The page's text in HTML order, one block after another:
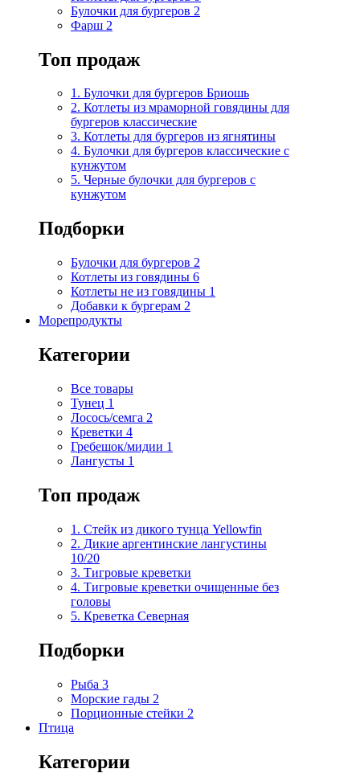
Булочки для бургеров 2
Фарш 2
Топ продаж
1. Булочки для бургеров Бриошь
2. Котлеты из мраморной говядины для
бургеров классические
3. Котлеты для бургеров из ягнятины
4. Булочки для бургеров классические с
кунжутом
5. Черные булочки для бургеров с
кунжутом
Подборки
Булочки для бургеров 2
Котлеты из говядины 6
Котлеты не из говядины 1
Добавки к бургерам 2
Морепродукты
Категории
Все товары
Тунец 1
Лосось/семга 2
Креветки 4
Гребешок/мидии 1
Лангусты 1
Топ продаж
1. Стейк из дикого тунца Yellowfin
2. Дикие аргентинские лангустины
10/20
3. Тигровые креветки
4. Тигровые креветки очищенные без
головы
5. Креветка Cеверная
Подборки
Рыба 3
Морские гады 2
Порционные стейки 2
Птица
Категории